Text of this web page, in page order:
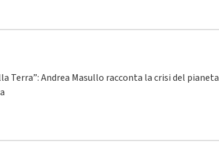
Terra”: Andrea Masullo racconta la crisi del pianeta